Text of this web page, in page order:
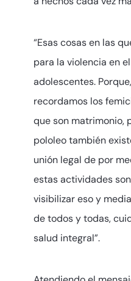
“Esas cosas en las
para la violencia en
adolescentes.
recordamos los
que son matrimonio,
pololeo también
unión legal de por
estas actividades
visibilizar eso y
de todos y todas,
salud integral”.